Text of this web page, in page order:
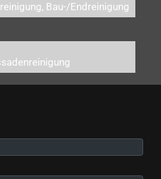
Bau-/Endreinigung